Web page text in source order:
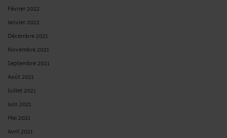
Février 2022
Janvier 2022
Décembre 2021
Novembre 2021
Septembre 2021
Août 2021
Juillet 2021
Juin 2021
Mai 2021
Avril 2021